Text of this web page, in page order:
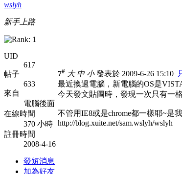
wslyh
新手上路
UID
617
帖子
633
來自
電腦後面
在線時間
370 小時
註冊時間
2008-4-16
發短消息
加為好友
7# 大 中 小發表於 2009-6-26 15:10
最近換過電腦，新電腦的OS是
今天發文貼圖時，發現一次只有一
不管用IE8或是chrome都一樣耶~是
http://blog.xuite.net/sam.wslyh/wslyh